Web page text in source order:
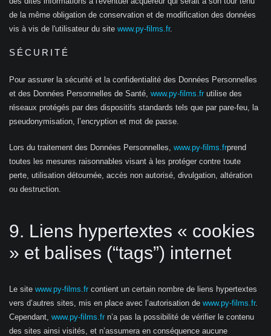
de la même obligation de conservation et de modification des données
vis à vis de l'utilisateur du site www.py-films.fr.
SÉCURITÉ
Pour assurer la sécurité et la confidentialité des Données Personnelles
et des Données Personnelles de Santé, www.py-films.fr utilise des
réseaux protégés par des dispositifs standards tels que par pare-feu, la
pseudonymisation, l’encryption et mot de passe.
Lors du traitement des Données Personnelles, www.py-films.frprend
toutes les mesures raisonnables visant à les protéger contre toute
perte, utilisation détournée, accès non autorisé, divulgation, altération
ou destruction.
9. Liens hypertextes « cookies
» et balises (“tags”) internet
Le site www.py-films.fr contient un certain nombre de liens hypertextes
vers d’autres sites, mis en place avec l’autorisation de www.py-films.fr.
Cependant, www.py-films.fr n’a pas la possibilité de vérifier le contenu
des sites ainsi visités, et n’assumera en conséquence aucune